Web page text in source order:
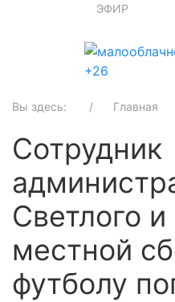
ЭФИР
+26
Вы здесь: Главная
Сотрудник
Светлого и
местной
футболу